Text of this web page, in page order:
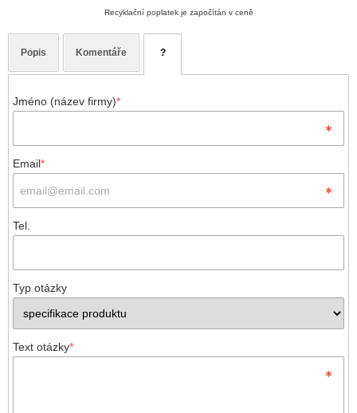
Recyklační poplatek je započítán v ceně
Popis Komentáře ?
Jméno (název firmy)*
Email*
Tel.
Typ otázky
Text otázky*